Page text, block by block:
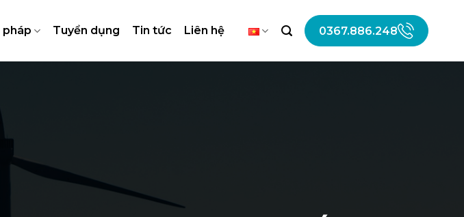
pháp Tuyển dụng Tin tức Liên hệ 0367.886.248